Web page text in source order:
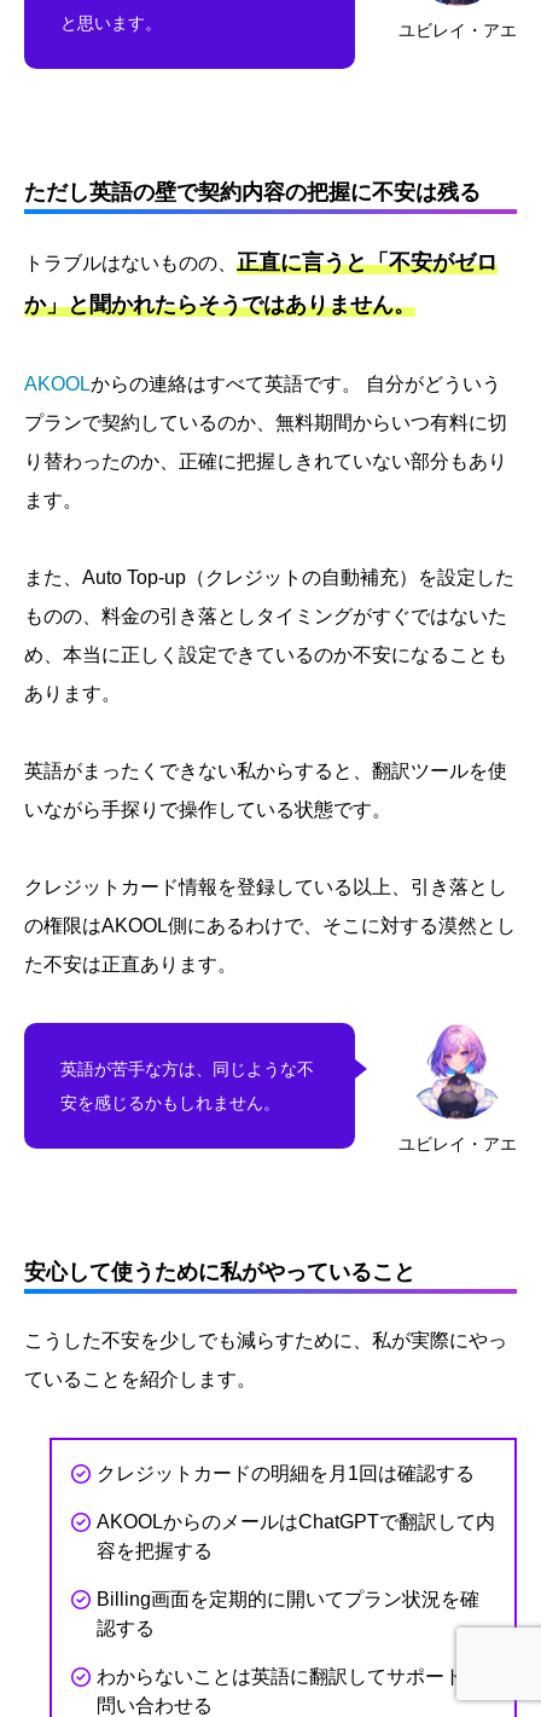
ユビレイ・アエ
と思います。
ただし英語の壁で契約内容の把握に不安は残る
トラブルはないものの、 正直に言うと「不安がゼロ
か」と聞かれたらそうではありません。
AKOOLからの連絡はすべて英語です。 自分がどういう
プランで契約しているのか、無料期間からいつ有料に切
り替わったのか、正確に把握しきれていない部分もあり
ます。
また、Auto Top-up（クレジットの自動補充）を設定した
ものの、料金の引き落としタイミングがすぐではないた
め、本当に正しく設定できているのか不安になることも
あります。
英語がまったくできない私からすると、翻訳ツールを使
いながら手探りで操作している状態です。
クレジットカード情報を登録している以上、引き落とし
の権限はAKOOL側にあるわけで、そこに対する漠然とし
た不安は正直あります。
ユビレイ・アエ
英語が苦手な方は、同じような不
安を感じるかもしれません。
安心して使うために私がやっていること
こうした不安を少しでも減らすために、私が実際にやっ
ていることを紹介します。
クレジットカードの明細を月1回は確認する
AKOOLからのメールはChatGPTで翻訳して内
容を把握する
Billing画面を定期的に開いてプラン状況を確
認する
わからないことは英語に翻訳してサポートに
問い合わせる
レビューを書く 公式LINE登録